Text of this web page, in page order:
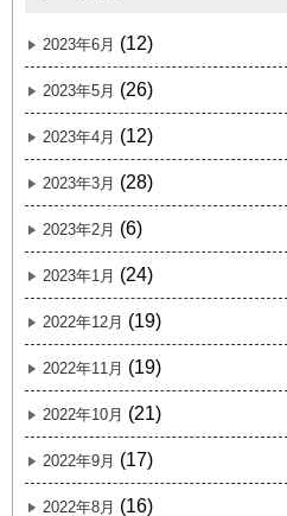
2023年6月 (12)
2023年5月 (26)
2023年4月 (12)
2023年3月 (28)
2023年2月 (6)
2023年1月 (24)
2022年12月 (19)
2022年11月 (19)
2022年10月 (21)
2022年9月 (17)
2022年8月 (16)